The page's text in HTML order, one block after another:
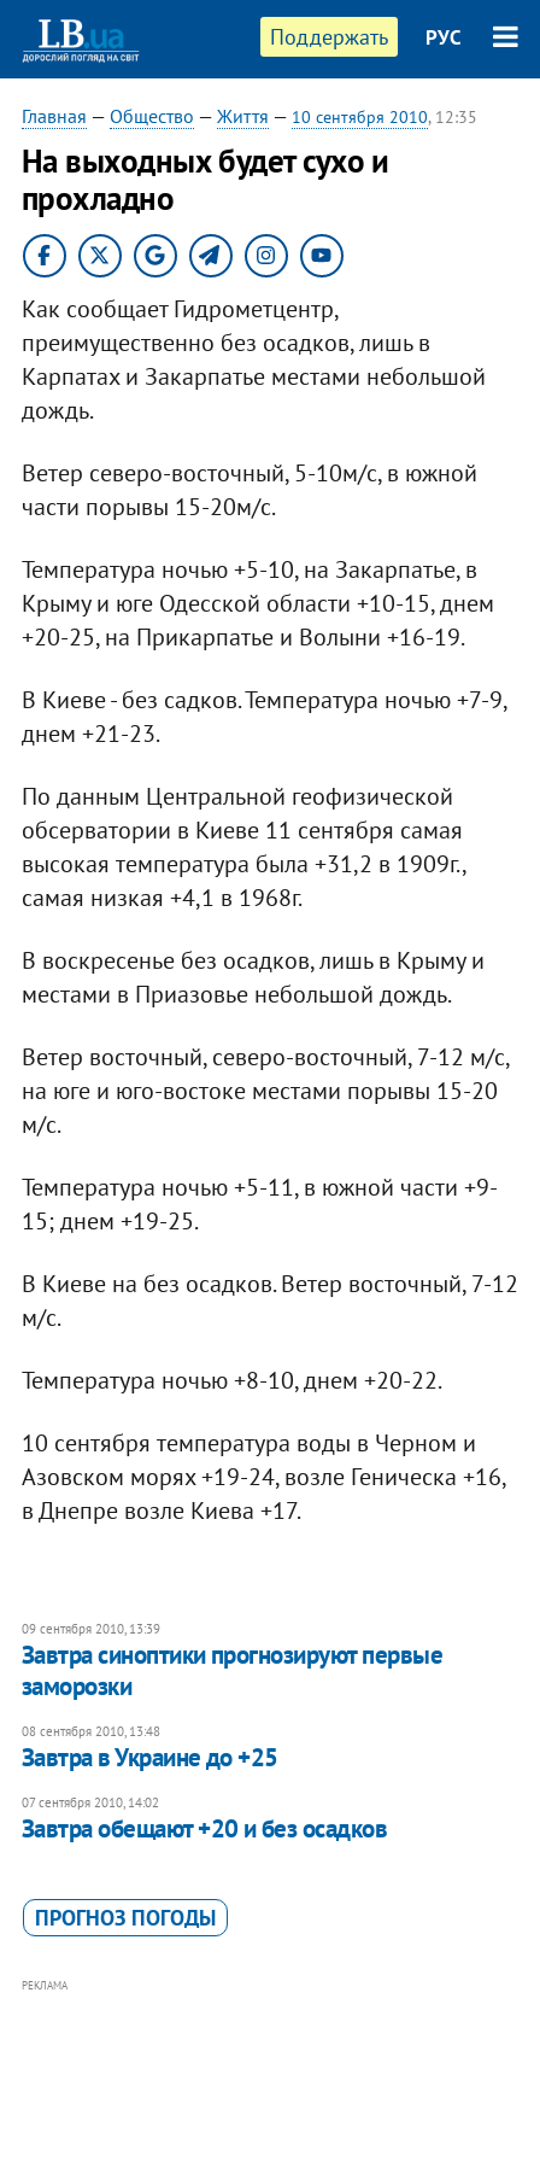
Поддержать РУС
Главная — Общество — Життя — 10 сентября 2010, 12:35
На выходных будет сухо и
прохладно
Как сообщает Гидрометцентр,
преимущественно без осадков, лишь в
Карпатах и Закарпатье местами небольшой
дождь.
Ветер северо-восточный, 5-10м/с, в южной
части порывы 15-20м/с.
Температура ночью +5-10, на Закарпатье, в
Крыму и юге Одесской области +10-15, днем
+20-25, на Прикарпатье и Волыни +16-19.
В Киеве - без садков. Температура ночью +7-9,
днем +21-23.
По данным Центральной геофизической
обсерватории в Киеве 11 сентября самая
высокая температура была +31,2 в 1909г.,
самая низкая +4,1 в 1968г.
В воскресенье без осадков, лишь в Крыму и
местами в Приазовье небольшой дождь.
Ветер восточный, северо-восточный, 7-12 м/с,
на юге и юго-востоке местами порывы 15-20
м/с.
Температура ночью +5-11, в южной части +9-
15; днем +19-25.
В Киеве на без осадков. Ветер восточный, 7-12
м/с.
Температура ночью +8-10, днем +20-22.
10 сентября температура воды в Черном и
Азовском морях +19-24, возле Геническа +16,
в Днепре возле Киева +17.
09 сентября 2010, 13:39
Завтра синоптики прогнозируют первые
заморозки
08 сентября 2010, 13:48
Завтра в Украине до +25
07 сентября 2010, 14:02
Завтра обещают +20 и без осадков
ПРОГНОЗ ПОГОДЫ
РЕКЛАМА